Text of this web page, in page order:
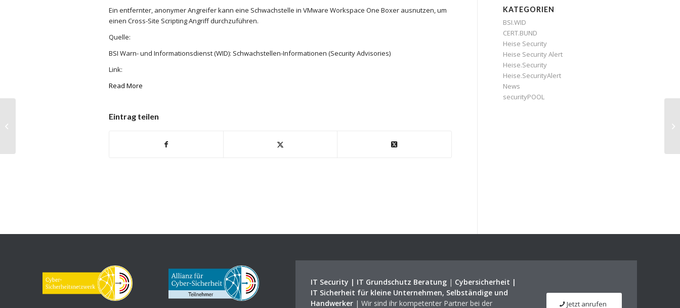
Ein entfernter, anonymer Angreifer kann eine Schwachstelle in VMware Workspace One Boxer ausnutzen, um
einen Cross-Site Scripting Angriff durchzuführen.
Quelle:
BSI Warn- und Informationsdienst (WID): Schwachstellen-Informationen (Security Advisories)
Link:
Read More
Eintrag teilen
KATEGORIEN
BSI.WID
CERT.BUND
Heise Security
Heise Security Alert
Heise.Security
Heise.SecurityAlert
News
securityPOOL
IT Security | IT Grundschutz Beratung| Cybersicherheit |
IT Sicherheit für kleine Unternehmen, Selbständige und
Handwerker| Wir sind ihr kompetenter Partner bei der Jetzt anrufen